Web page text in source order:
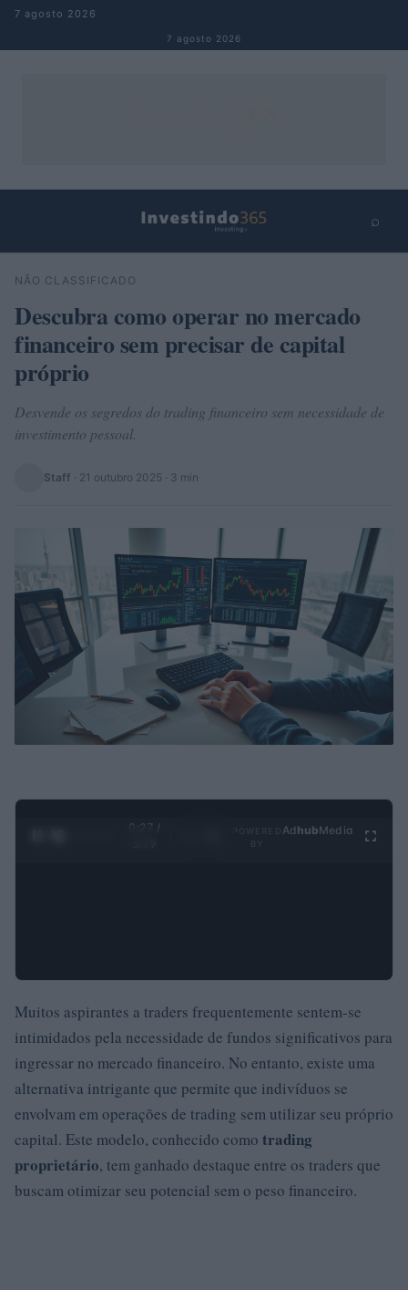
Pular para o conteúdo
7 agosto 2026
7 agosto 2026
⌕
Buscar
NÃO CLASSIFICADO
Descubra como operar no mercado
financeiro sem precisar de capital
próprio
Desvende os segredos do trading financeiro sem necessidade de
investimento pessoal.
Staff · 21 outubro 2025 · 3 min
0:28 /
Ad hubMedia
Muitos aspirantes a traders frequentemente sentem-se
intimidados pela necessidade de fundos significativos para
ingressar no mercado financeiro. No entanto, existe uma
alternativa intrigante que permite que indivíduos se
envolvam em operações de trading sem utilizar seu próprio
capital. Este modelo, conhecido como trading
proprietário, tem ganhado destaque entre os traders que
buscam otimizar seu potencial sem o peso financeiro.